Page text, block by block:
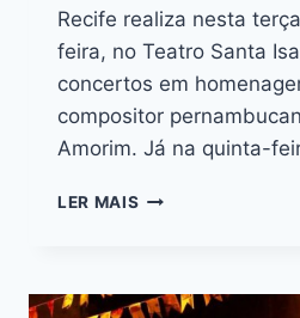
Recife realiza nesta
feira, no Teatro Santa
concertos em
compositor
Amorim. Já na quinta-
LER MAIS